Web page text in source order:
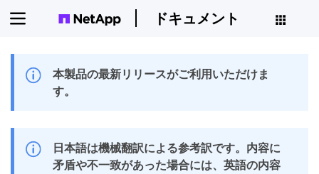
ドキュメント
本製品の最新リリースがご利用いただけま
す。
日本語は機械翻訳による参考訳です。内容に
矛盾や不一致があった場合には、英語の内容